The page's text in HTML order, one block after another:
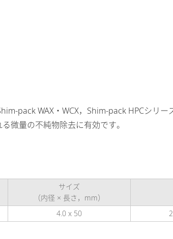
pack WAX・WCX，Shim-pack HPCシリー
微量の不純物除去に有効です。
サイズ
（内径 × 長さ，mm）
4.0 x 50